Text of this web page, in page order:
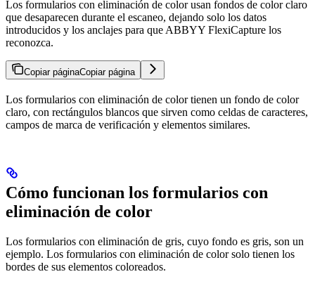
Los formularios con eliminación de color usan fondos de color claro
que desaparecen durante el escaneo, dejando solo los datos
introducidos y los anclajes para que ABBYY FlexiCapture los
reconozca.
Copiar páginaCopiar página
Los formularios con eliminación de color tienen un fondo de color
claro, con rectángulos blancos que sirven como celdas de caracteres,
campos de marca de verificación y elementos similares.
Cómo funcionan los formularios con
eliminación de color
Los formularios con eliminación de gris, cuyo fondo es gris, son un
ejemplo. Los formularios con eliminación de color solo tienen los
bordes de sus elementos coloreados.